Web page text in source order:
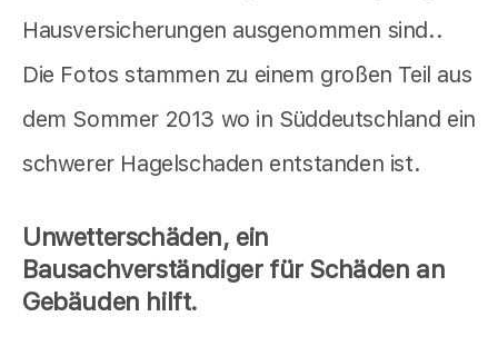
Hausversicherungen ausgenommen sind..
Die Fotos stammen zu einem großen Teil aus
dem Sommer 2013 wo in Süddeutschland ein
schwerer Hagelschaden entstanden ist.
Unwetterschäden, ein
Bausachverständiger für Schäden an
Gebäuden hilft.